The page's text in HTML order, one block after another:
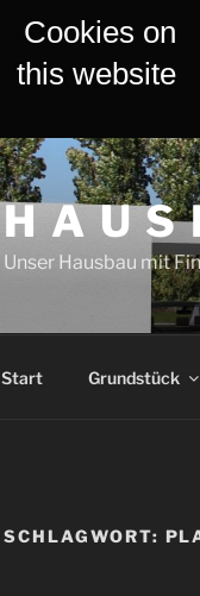
Cookies on
this website
H A U S
Unser Hausbau mit
Start Grundstück
SCHLAGWORT: